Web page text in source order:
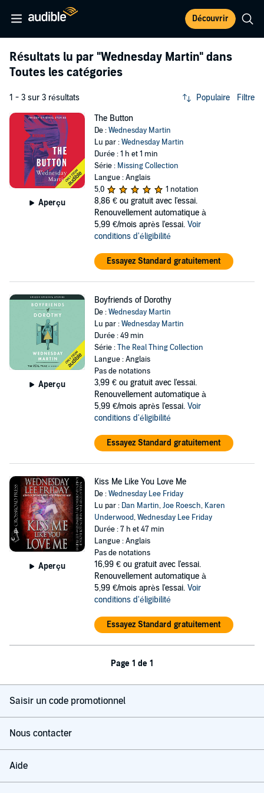
Découvrir
Résultats lu par "Wednesday Martin" dans
Toutes les catégories
1 - 3 sur 3 résultats Populaire Filtre
Aperçu
The Button
De :Wednesday Martin
Lu par :Wednesday Martin
Durée : 1 h et 1 min
Série : Missing Collection
Langue : Anglais
5,0
1 notation
8,86 € ou gratuit avec l'essai.
Renouvellement automatique à
5,99 €/mois après l'essai. Voir
conditions d'éligibilité
Essayez Standard gratuitement
Aperçu
Boyfriends of Dorothy
De :Wednesday Martin
Lu par :Wednesday Martin
Durée : 49 min
Série :The Real Thing Collection
Langue : Anglais
Pas de notations
3,99 € ou gratuit avec l'essai.
Renouvellement automatique à
5,99 €/mois après l'essai. Voir
conditions d'éligibilité
Essayez Standard gratuitement
Aperçu
Kiss Me Like You Love Me
De :Wednesday Lee Friday
Lu par : Dan Martin,Joe Roesch, Karen
Underwood,Wednesday Lee Friday
Durée : 7 h et 47 min
Langue : Anglais
Pas de notations
16,99 € ou gratuit avec l'essai.
Renouvellement automatique à
5,99 €/mois après l'essai. Voir
conditions d'éligibilité
Essayez Standard gratuitement
Page 1 de 1
Saisir un code promotionnel
Nous contacter
Aide